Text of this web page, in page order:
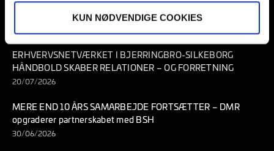
KUN NØDVENDIGE COOKIES
BSH HENTER DET NORSKE STORTALENT CILJAN SAGOSEN
ERHVERVSNETVÆRKET I BJERRINGBRO-SILKEBORG
HÅNDBOLD SKABER RELATIONER – OG FORRETNING
20/07/2026
MERE END 10 ÅRS SAMARBEJDE FORTSÆTTER – DMR
opgraderer partnerskabet med BSH
30/06/2026